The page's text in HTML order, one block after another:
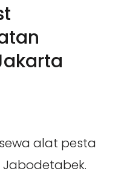
alat pesta